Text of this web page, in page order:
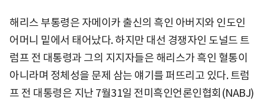
해리스 부통령은 자메이카 출신의 흑인 아버지와 인도인
어머니 밑에서 태어났다. 하지만 대선 경쟁자인 도널드 트
럼프 전 대통령과 그의 지지자들은 해리스가 흑인 혈통이
아니라며 정체성을 문제 삼는 얘기를 퍼뜨리고 있다. 트럼
프 전 대통령은 지난 7월31일 전미흑인언론인협회(NABJ)